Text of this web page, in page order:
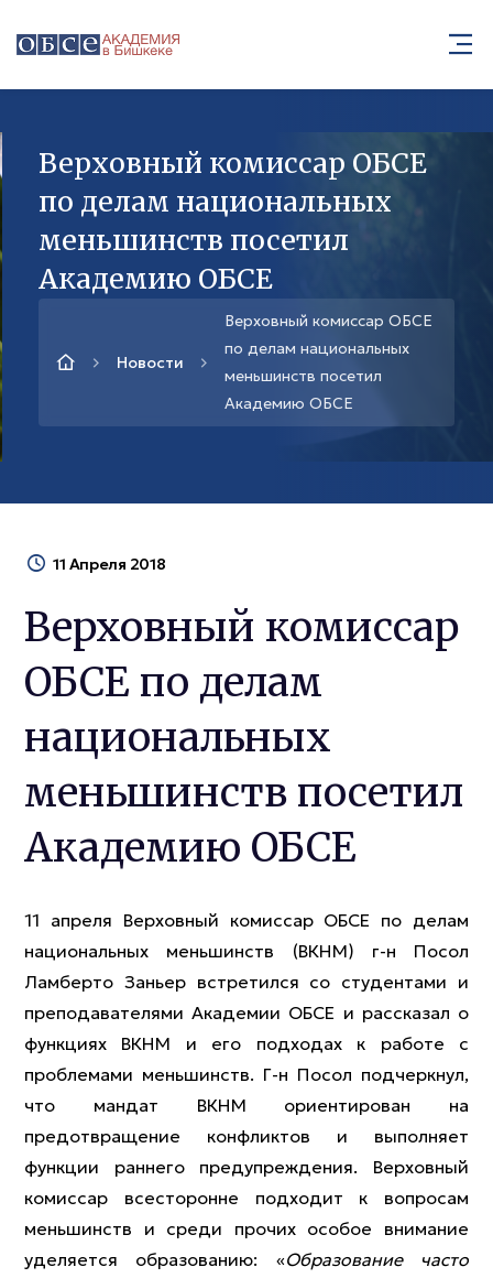
Верховный комиссар ОБСЕ
по делам национальных
меньшинств посетил
Академию ОБСЕ
Новости
Верховный комиссар ОБСЕ
по делам национальных
меньшинств посетил
Академию ОБСЕ
11 Апреля 2018
Верховный комиссар
ОБСЕ по делам
национальных
меньшинств посетил
Академию ОБСЕ
11 апреля Верховный комиссар ОБСЕ по делам
национальных меньшинств (ВКНМ) г-н Посол
Ламберто Заньер встретился со студентами и
преподавателями Академии ОБСЕ и рассказал о
функциях ВКНМ и его подходах к работе с
проблемами меньшинств. Г-н Посол подчеркнул,
что мандат ВКНМ ориентирован на
предотвращение конфликтов и выполняет
функции раннего предупреждения. Верховный
комиссар всесторонне подходит к вопросам
меньшинств и среди прочих особое внимание
уделяется образованию: «Образование часто